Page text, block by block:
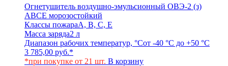
Огнетушитель воздушно-эмульсионный ОВЭ-2 (з)
АВCЕ морозостойкий
Классы пожараA, B, C, E
Масса заряда2 л
Диапазон рабочих температур, °Сот -40 °С до +50 °С
3 785,00 руб.*
*при покупке от 21 шт. В корзину